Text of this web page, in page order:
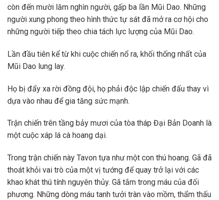
còn đến mười lăm nghìn người, gấp ba lần Mũi Dao. Những
người xung phong theo hình thức tự sát đã mở ra cơ hội cho
những người tiếp theo chia tách lực lượng của Mũi Dao.
Lần đầu tiên kể từ khi cuộc chiến nổ ra, khối thống nhất của
Mũi Dao lung lay.
Họ bị đẩy xa rời đồng đội, họ phải độc lập chiến đấu thay vì
dựa vào nhau để gia tăng sức mạnh.
Trận chiến trên tầng bảy mươi của tòa tháp Đại Bản Doanh là
một cuộc xáp lá cà hoang dại.
Trong trận chiến này Tavon tựa như một con thú hoang. Gã đã
thoát khỏi vai trò của một vị tướng để quay trở lại với các
khao khát thú tính nguyên thủy. Gã tắm trong máu của đối
phương. Những dòng máu tanh tưởi tràn vào mồm, thẩm thấu